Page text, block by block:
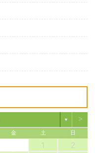
▼ >
金 土 日
1
2